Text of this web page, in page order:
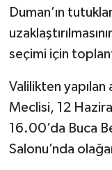
Duman’ın
seçimi için
Valilikten
Meclisi, 12
16.00’da Buca
Salonu’nda